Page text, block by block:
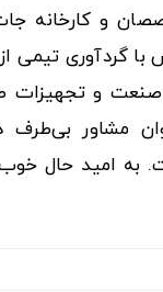
و کارخانه
با گردآوری تیمی
صنعت و
مشاور بی‌طرف
به امید حال